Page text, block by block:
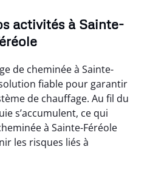
activités à Sainte-
de cheminée à Sainte-
fiable pour garantir
de chauffage. Au fil du
s’accumulent, ce qui
à Sainte-Féréole
les risques liés à